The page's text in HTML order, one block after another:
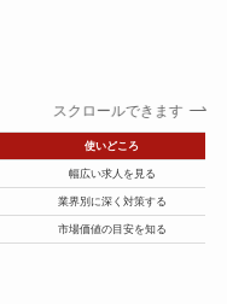
スクロールできます
使いどころ
幅広い求人を見る
業界別に深く対策する
市場価値の目安を知る